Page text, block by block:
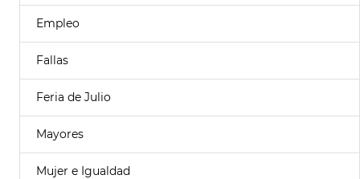
Empleo
Fallas
Feria de Julio
Mayores
Mujer e Igualdad